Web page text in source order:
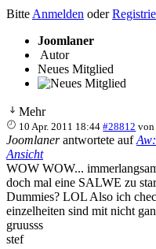
Bitte Anmelden oder
Joomlaner
Autor
Neues Mitglied
Mehr
10 Apr. 2011 18:44 #28812
Joomlanerantwortete auf
Ansicht
WOW WOW...
doch mal eine SALWE zu
Dummies? LOL Also ich
einzelheiten sind mit nicht
gruusss
stef